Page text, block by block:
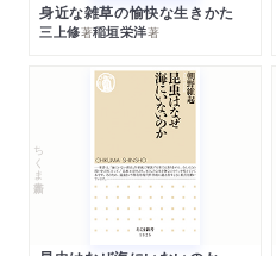
身近な雑草の愉快な生きかた
三上修著稲垣栄洋著
ちくま新書